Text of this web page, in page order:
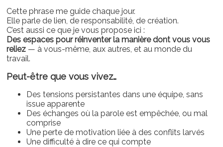
Cette phrase me guide chaque jour.
Elle parle de lien, de responsabilité, de création.
C’est aussi ce que je vous propose ici :
Des espaces pour réinventer la manière dont vous vous
reliez — à vous-même, aux autres, et au monde du
travail.
Peut-être que vous vivez…
Des tensions persistantes dans une équipe, sans
issue apparente
Des échanges où la parole est empêchée, ou mal
comprise
Une perte de motivation liée à des conflits larvés
Une difficulté à dire ce qui compte